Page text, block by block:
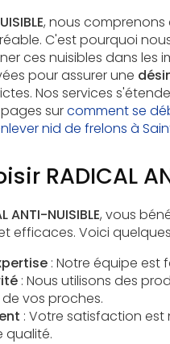
, nous
C'est pourquoi
ces nuisibles dans les
pour assurer une
Nos services
surcomment se
nid de frelons à
RADICAL
ANTI-NUISIBLE, vous
efficaces. Voici
: Notre équipe est
: Nous utilisons des
vos proches.
: Votre satisfaction
qualité.